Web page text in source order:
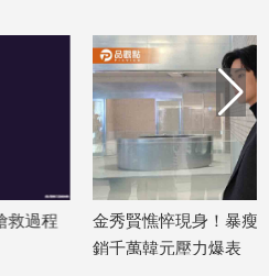
暴瘦身影曝光 每月開
KID暴瘦
真相